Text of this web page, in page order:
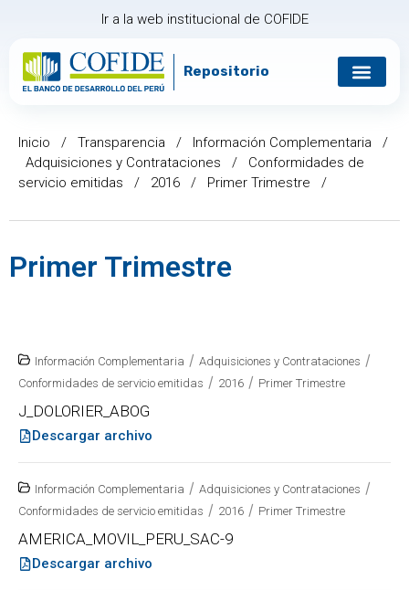
Ir a la web institucional de COFIDE
Repositorio
Inicio / Transparencia / Información Complementaria /
Adquisiciones y Contrataciones / Conformidades de
servicio emitidas / 2016 / Primer Trimestre /
Primer Trimestre
Información Complementaria / Adquisiciones y Contrataciones /
Conformidades de servicio emitidas / 2016 / Primer Trimestre
J_DOLORIER_ABOG
Descargar archivo
Información Complementaria / Adquisiciones y Contrataciones /
Conformidades de servicio emitidas / 2016 / Primer Trimestre
AMERICA_MOVIL_PERU_SAC-9
Descargar archivo